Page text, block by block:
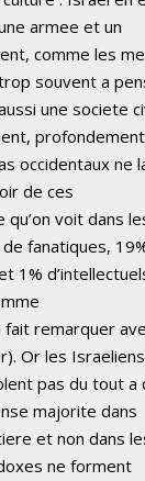
armee et un
comme les
souvent a
une societe
occidentaux ne
de ces
qu’on voit dans
fanatiques,
1%
fait remarquer
Or les Israeliens
pas du tout a
majorite dans
et non dans
ne forment